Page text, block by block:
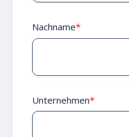
Nachname*
Unternehmen*